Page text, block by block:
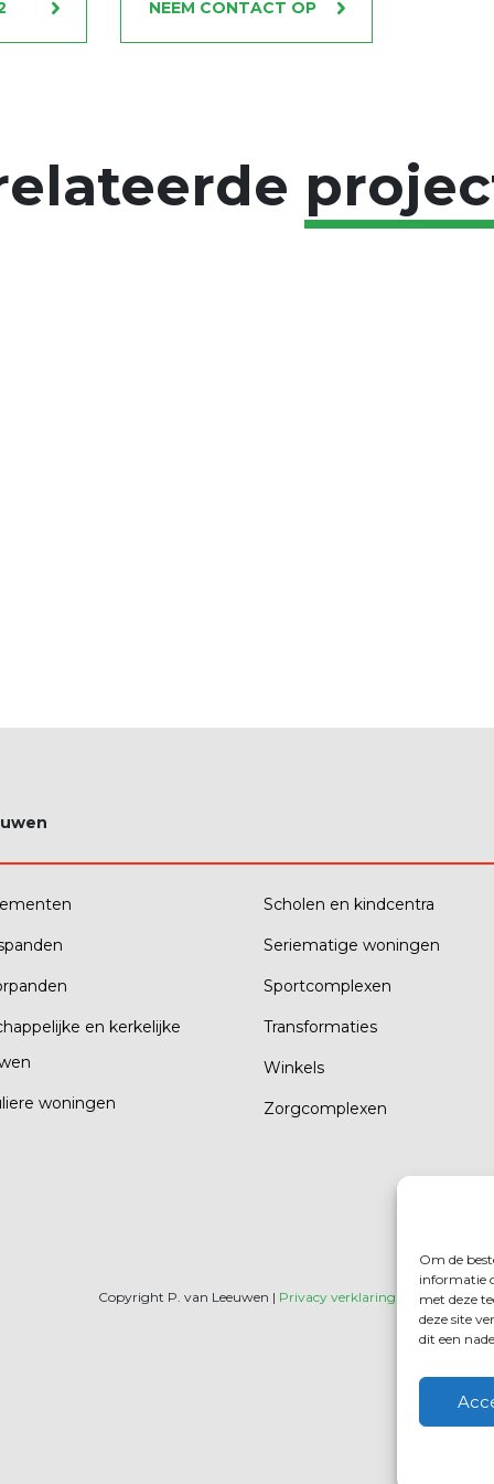
Om de
informatie
met deze
deze site
dit een
NEEM CONTACT OP
en kerkelijke
woningen
Scholen en kindcentra
Seriematige woningen
Sportcomplexen
Transformaties
Winkels
Zorgcomplexen
Copyright P. van Leeuwen | Privacy verklaring